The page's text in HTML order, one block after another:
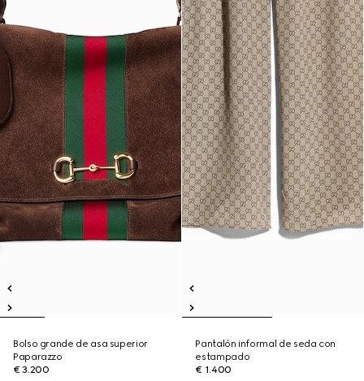
Bolso grande de asa superior
Paparazzo
€ 3.200
Pantalón informal de seda con
estampado
€ 1.400